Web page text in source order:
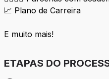
📈 Plano de Carreira
E muito mais!
ETAPAS DO